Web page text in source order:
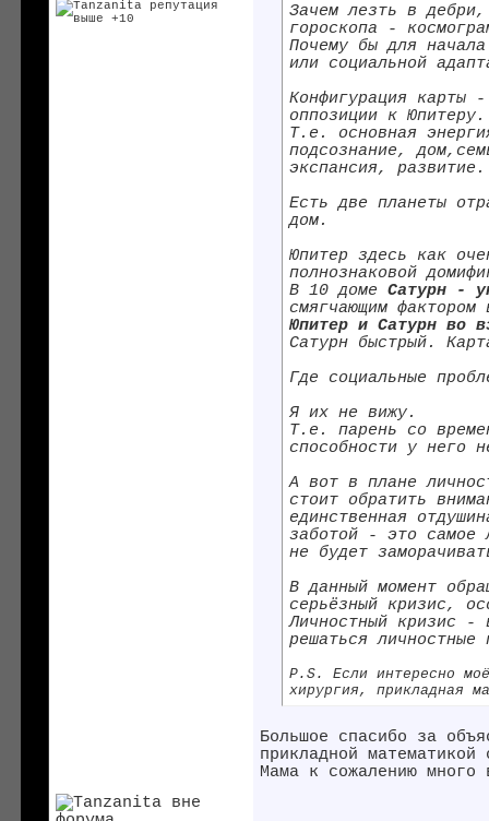
Зачем лезть в дебри,
гороскопа -
Почему бы для
или социальной
Конфигурация карты
оппозиции к
Т.е. основная
подсознание,
экспансия,
Есть две планеты
дом.
Юпитер здесь как
полнознаковой
В 10 доме Сатурн -
смягчающим
Юпитер и Сатурн во
Сатурн быстрый.
Где социальные
Я их не вижу.
Т.е. парень со
способности у него
А вот в плане
стоит обратить
единственная
заботой - это самое
не будет
В данный момент
серьёзный кризис,
Личностный кризис
решаться
P.S. Если интересно
хирургия, прикладная
Большое спасибо за
прикладной
Мама к сожалению много